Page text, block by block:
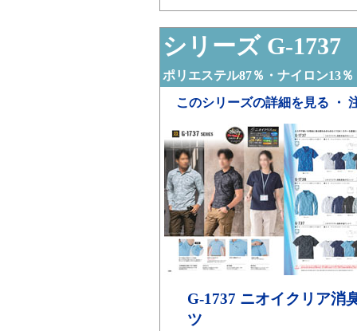
シリーズ G-1737
ポリエステル87％・ナイロン13％
このシリーズの詳細を見る ・
G-1737 ニオイクリア消
ツ